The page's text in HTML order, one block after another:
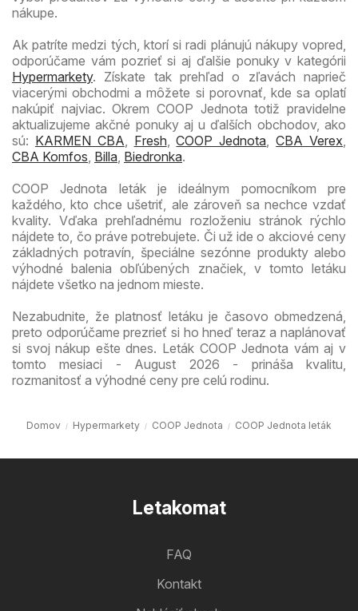
nákupe.
Ak patríte medzi tých, ktorí si radi plánujú nákupy vopred,
odporúčame vám pozrieť si aj ďalšie ponuky v kategórii
Hypermarkety. Získate tak prehľad o zľavách naprieč
viacerými obchodmi a môžete si porovnať, kde sa oplatí
nakúpiť najviac. Okrem COOP Jednota totiž pravidelne
aktualizujeme akčné ponuky aj u ďalších obchodov, ako
sú: KARMEN CBA, Fresh,COOP Jednota,CBA Verex,
CBA Komfos, Billa, Biedronka.
COOP Jednota leták je ideálnym pomocníkom pre
každého, kto chce ušetriť, ale zároveň sa nechce vzdať
kvality. Vďaka prehľadnému rozloženiu stránok rýchlo
nájdete to, čo práve potrebujete. Či už ide o akciové ceny
základných potravín, špeciálne sezónne produkty alebo
výhodné balenia obľúbených značiek, v tomto letáku
nájdete všetko na jednom mieste.
Nezabudnite, že platnosť letáku je časovo obmedzená,
preto odporúčame prezrieť si ho hneď teraz a naplánovať
si svoj nákup ešte dnes. Leták COOP Jednota vám aj v
tomto mesiaci - August 2026 - prináša kvalitu,
rozmanitosť a výhodné ceny pre celú rodinu.
Domov Hypermarkety COOP Jednota COOP Jednota leták
Letakomat
FAQ
Kontakt